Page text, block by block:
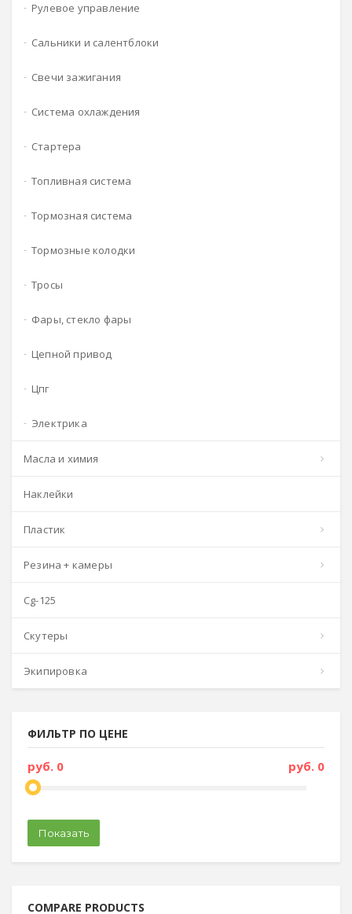
рулевое управление
сальники и салентблоки
свечи зажигания
система охлаждения
стартера
топливная система
тормозная система
тормозные колодки
тросы
фары, стекло фары
цепной привод
цпг
электрика
масла и химия
наклейки
пластик
резина + камеры
сg-125
скутеры
экипировка
ФИЛЬТР ПО ЦЕНЕ
руб. 0 руб. 0
Показать
COMPARE PRODUCTS